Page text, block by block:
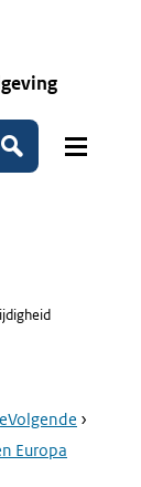
Zoeken
Pagina:
1.2.3.a
Nuttig
Ga
Naar
Volgende Pagina:
Europa